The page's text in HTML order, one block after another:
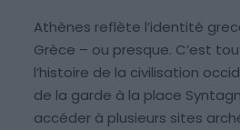
Athènes reflète l’identité
Grèce – ou presque. C’est
l’histoire de la civilisation
de la garde à la place
accéder à plusieurs sites